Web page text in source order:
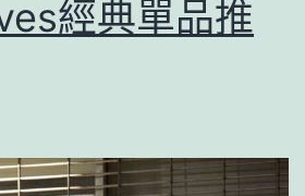
經典單品推